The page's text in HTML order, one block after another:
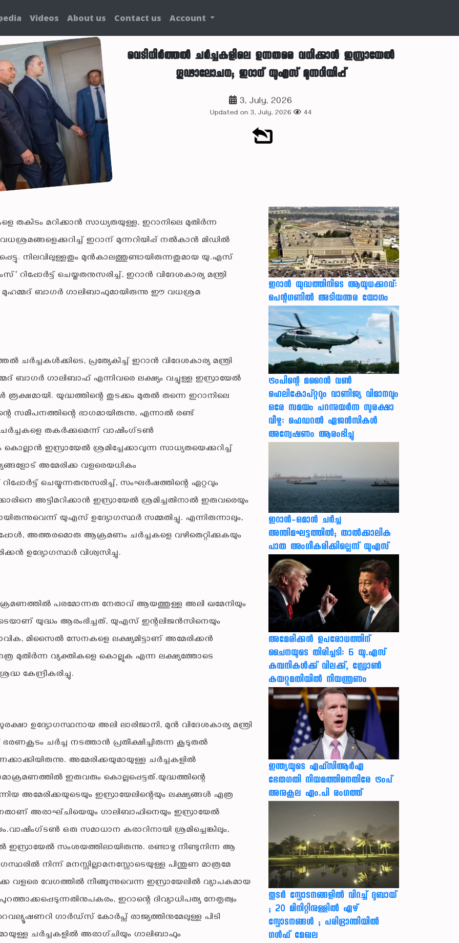
Videos About us Contact us Account
വെടിനിർത്തൽ ചർച്ചകളിലെ ഉന്നതരെ വധിക്കാൻ ഇസ്രായേൽ
ഗൂഢാലോചന; ഇറാന് യുഎസ് മുന്നറിയിപ്പ്
3, July, 2026
Updated on 3, July, 2026 44
തകിടം മറിക്കാൻ സാധ്യതയുള്ള, ഇറാനിലെ മുതിർന്ന
വധശ്രമങ്ങളെക്കുറിച്ച് ഇറാന് മുന്നറിയിപ്പ് നൽകാൻ മിഡിൽ
നിലവിലുള്ളതും മുൻകാലത്തുണ്ടായിരുന്നതുമായ യു.എസ്
റിപ്പോർട്ട് ചെയ്തതനുസരിച്ച്, ഇറാൻ വിദേശകാര്യ മന്ത്രി
മുഹമ്മദ് ബാഗർ ഗാലിബാഫുമായിരുന്നു ഈ വധശ്രമ
ചർച്ചകൾക്കിടെ, പ്രത്യേകിച്ച് ഇറാൻ വിദേശകാര്യ മന്ത്രി
ബാഗർ ഗാലിബാഫ് എന്നിവരെ ലക്ഷ്യം വച്ചുള്ള ഇസ്രായേൽ
യുദ്ധത്തിന്റെ തുടക്കം മുതൽ തന്നെ ഇറാനിലെ
സമീപനത്തിന്റെ ഭാഗമായിരുന്നു, എന്നാൽ രണ്ട്
തകർക്കുമെന്ന് വാഷിംഗ്ടൺ
ഇസ്രായേൽ ശ്രമിച്ചേക്കാവുന്ന സാധ്യതയെക്കുറിച്ച്
അമേരിക്ക വളരെയധികം
ചെയ്യുന്നതനുസരിച്ച്, സംഘർഷത്തിന്റെ ഏറ്റവും
അട്ടിമറിക്കാൻ ഇസ്രായേൽ ശ്രമിച്ചതിനാൽ ഇരുവരെയും
യുഎസ് ഉദ്യോഗസ്ഥർ സമ്മതിച്ചു. എന്നിരുന്നാലും,
അത്തരമൊരു ആക്രമണം ചർച്ചകളെ വഴിതെറ്റിക്കുകയും
ഉദ്യോഗസ്ഥർ വിശ്വസിച്ചു.
പരമോന്നത നേതാവ് ആയത്തുള്ള അലി ഖമേനിയും
യുദ്ധം ആരംഭിച്ചത്, യുഎസ് ഇന്റലിജൻസിനെയും
മിസൈൽ സേനകളെ ലക്ഷ്യമിട്ടാണ് അമേരിക്കൻ
മുതിർന്ന വ്യക്തികളെ കൊല്ലുക എന്ന ലക്ഷ്യത്തോടെ
കേന്ദ്രീകരിച്ചു.
ഉദ്യോഗസ്ഥനായ അലി ലാരിജാനി, മുൻ വിദേശകാര്യ മന്ത്രി
ചർച്ച നടത്താൻ പ്രതീക്ഷിച്ചിരുന്ന കൂടുതൽ
അമേരിക്കയുമായുള്ള ചർച്ചകളിൽ
ഇരുവരും കൊല്ലപ്പെട്ടത്.യുദ്ധത്തിന്റെ
അമേരിക്കയുടെയും ഇസ്രായേലിന്റെയും ലക്ഷ്യങ്ങൾ എത്ര
അരാഘ്ചിയെയും ഗാലിബാഫിനെയും ഇസ്രായേൽ
ഒരു സമാധാന കരാറിനായി ശ്രമിച്ചെങ്കിലും,
സംശയത്തിലായിരുന്നു. രണ്ടാഴ്ച നീണ്ടുനിന്ന ആ
നിന്ന് മനസ്സില്ലാമനസ്സോടെയുള്ള പിന്തുണ മാത്രമേ
വളരെ വേഗത്തിൽ നീങ്ങുന്നുവെന്ന ഇസ്രായേലിൽ വ്യാപകമായ
ഇറാന്റെ ദിവ്യാധിപത്യ നേതൃത്വം
ഗാർഡ്സ് കോർപ്സ് രാജ്യത്തിനുമേലുള്ള പിടി
ചർച്ചകളിൽ അരാഗ്ചിയും ഗാലിബാഫും
ഇറാന്‍ യുദ്ധത്തിനിടെ ആയുധക്കുറവ്:
പെന്റഗണില്‍ അടിയന്തര യോഗം
ട്രംപിന്റെ മറൈന്‍ വണ്‍
ഹെലികോപ്റ്ററും വാണിജ്യ വിമാനവും
ഒരേ സമയം പറന്നുയര്‍ന്ന സുരക്ഷാ
വീഴ്ച: ഫെഡറല്‍ ഏജന്‍സികള്‍
അന്വേഷണം ആരംഭിച്ചു
ഇറാന്‍-ഒമാന്‍ ചര്‍ച്ച
അന്തിമഘട്ടത്തില്‍; താല്‍ക്കാലിക
പാത അംഗീകരിക്കില്ലെന്ന് യുഎസ്
അമേരിക്കൻ ഉപരോധത്തിന്
ചൈനയുടെ തിരിച്ചടി: 6 യു.എസ്
കമ്പനികൾക്ക് വിലക്ക്, ഡ്രോൺ
കയറ്റുമതിയിൽ നിയന്ത്രണം
ഇന്ത്യയുടെ എഫ്‌സിആര്‍എ
ഭേതഗതി നിയമത്തിനെതിരേ ട്രംപ്
അനുകൂല എം.പി രംഗത്ത്
തുടർ സ്ഫോടനങ്ങളിൽ വിറച്ച് ദുബായ്
; 20 മിനിറ്റിനുള്ളിൽ ഏഴ്
സ്ഫോടനങ്ങൾ ; പരിഭ്രാന്തിയിൽ
ഗൾഫ് മേഖല